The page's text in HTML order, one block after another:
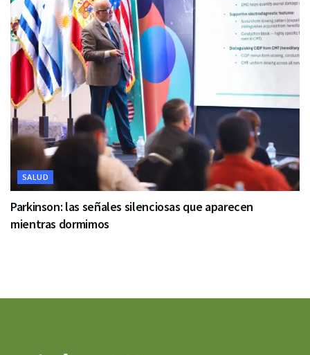
SALUD
Parkinson: las señales silenciosas que aparecen
mientras dormimos